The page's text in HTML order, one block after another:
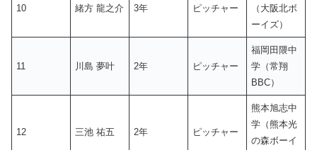
10 緒方 龍之介 3年 ピッチャー
（大阪北ボ
ーイズ）
11 川島 夢叶 2年 ピッチャー
福岡田隈中
学（常翔
BBC）
12 三池 祐五 2年 ピッチャー
熊本旭志中
学（熊本光
の森ボーイ